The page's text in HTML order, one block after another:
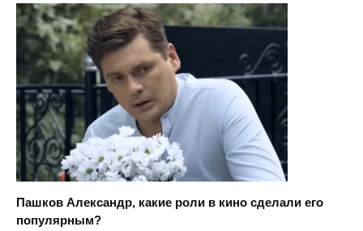
Пашков Александр, какие роли в кино сделали его
популярным?